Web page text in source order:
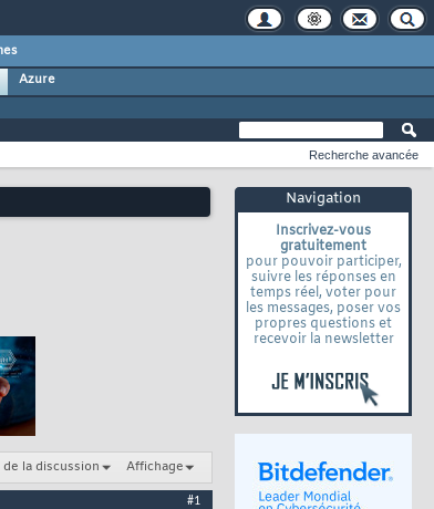
Azure
Navigation
Inscrivez-vous
gratuitement
pour pouvoir participer,
suivre les réponses en
temps réel, voter pour
les messages, poser vos
propres questions et
recevoir la newsletter
Recherche avancée
de la discussion Affichage
#1